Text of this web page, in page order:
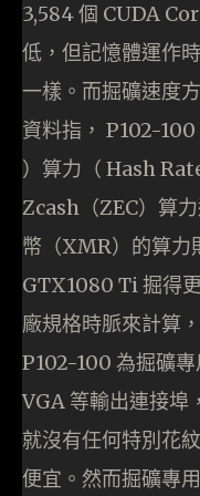
3,584 個 CUDA
低，但記憶體運作
一樣。而掘礦速度
資料指， P102-
）算力（ Hash
Zcash（ZEC）算
幣（XMR）的算力
GTX1080 Ti 掘得
廠規格時脈來計算
P102-100 為掘礦
VGA 等輸出連接埠
就沒有任何特別花
便宜。然而掘礦專